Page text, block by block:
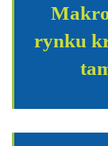
rynku